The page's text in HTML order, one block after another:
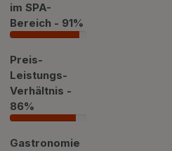
im SPA-
Bereich - 91%
91%
Preis-
Leistungs-
Verhältnis -
86%
86%
Gastronomie